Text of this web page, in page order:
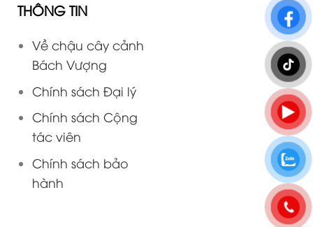
THÔNG TIN
Về chậu cây cảnh
Bách Vượng
Chính sách Đại lý
Chính sách Cộng
tác viên
Chính sách bảo
hành